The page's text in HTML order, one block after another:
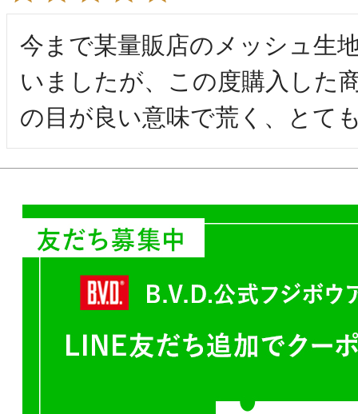
今まで某量販店のメッシュ生
いましたが、この度購入した
の目が良い意味で荒く、とて